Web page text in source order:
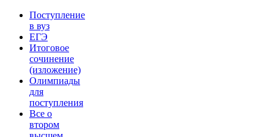
Поступление
в вуз
ЕГЭ
Итоговое
сочинение
(изложение)
Олимпиады
для
поступления
Все о
втором